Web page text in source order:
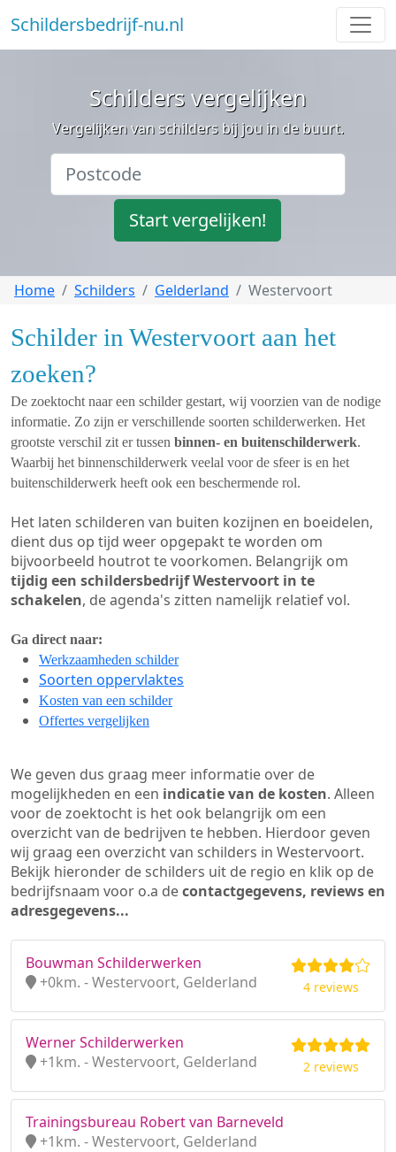
Schildersbedrijf-nu.nl
Schilders vergelijken
Vergelijken van schilders bij jou in de buurt.
Start vergelijken!
Home Schilders Gelderland Westervoort
Schilder in Westervoort aan het
zoeken?
De zoektocht naar een schilder gestart, wij voorzien van de nodige
informatie. Zo zijn er verschillende soorten schilderwerken. Het
grootste verschil zit er tussen binnen- en buitenschilderwerk.
Waarbij het binnenschilderwerk veelal voor de sfeer is en het
buitenschilderwerk heeft ook een beschermende rol.
Het laten schilderen van buiten kozijnen en boeidelen,
dient dus op tijd weer opgepakt te worden om
bijvoorbeeld houtrot te voorkomen. Belangrijk om
tijdig een schildersbedrijf Westervoort in te
schakelen, de agenda's zitten namelijk relatief vol.
Ga direct naar:
Werkzaamheden schilder
Soorten oppervlaktes
Kosten van een schilder
Offertes vergelijken
We geven dus graag meer informatie over de
mogelijkheden en een indicatie van de kosten. Alleen
voor de zoektocht is het ook belangrijk om een
overzicht van de bedrijven te hebben. Hierdoor geven
wij graag een overzicht van schilders in Westervoort.
Bekijk hieronder de schilders uit de regio en klik op de
bedrijfsnaam voor o.a decontactgegevens, reviews en
adresgegevens...
Bouwman Schilderwerken
+0km. - Westervoort, Gelderland
4 reviews
Werner Schilderwerken
+1km. - Westervoort, Gelderland
2 reviews
Trainingsbureau Robert van Barneveld
+1km. - Westervoort, Gelderland